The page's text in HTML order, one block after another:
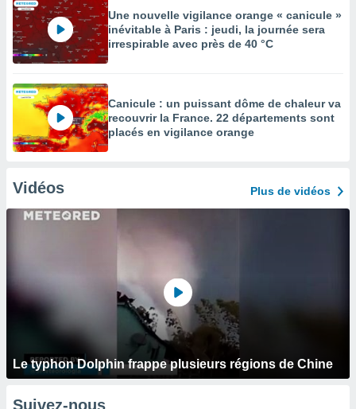
Une nouvelle vigilance orange « canicule »
inévitable à Paris : jeudi, la journée sera
irrespirable avec près de 40 °C
Canicule : un puissant dôme de chaleur va
recouvrir la France. 22 départements sont
placés en vigilance orange
Vidéos Plus de vidéos
Le typhon Dolphin frappe plusieurs régions de Chine
Suivez-nous